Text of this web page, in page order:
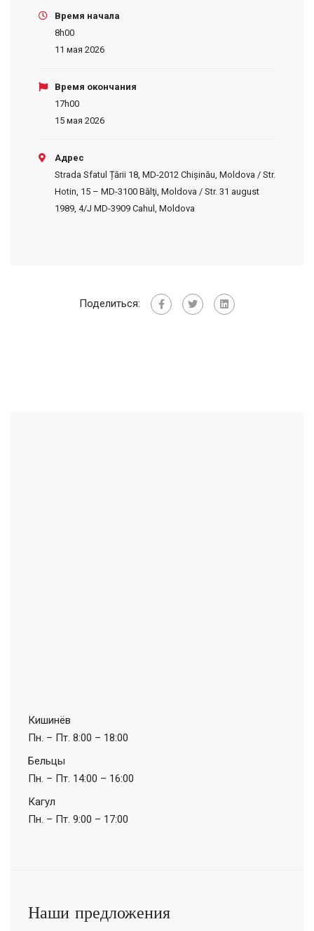
Время начала
8h00
11 мая 2026
Время окончания
17h00
15 мая 2026
Адрес
Strada Sfatul Țării 18, MD-2012 Chișinău, Moldova / Str.
Hotin, 15 – MD-3100 Bălţi, Moldova / Str. 31 august
1989, 4/J MD-3909 Cahul, Moldova
Поделиться:
Кишинёв
Пн. – Пт. 8:00 – 18:00
Бельцы
Пн. – Пт. 14:00 – 16:00
Кагул
Пн. – Пт. 9:00 – 17:00
Наши предложения